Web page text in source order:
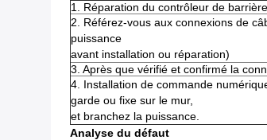
1. Réparation du contrôleur de
2. Référez-vous aux connexions de
puissance
avant installation ou réparation)
3. Après que vérifié et confirmé la
4. Installation de commande
garde ou fixe sur le mur,
et branchez la puissance.
Analyse du défaut